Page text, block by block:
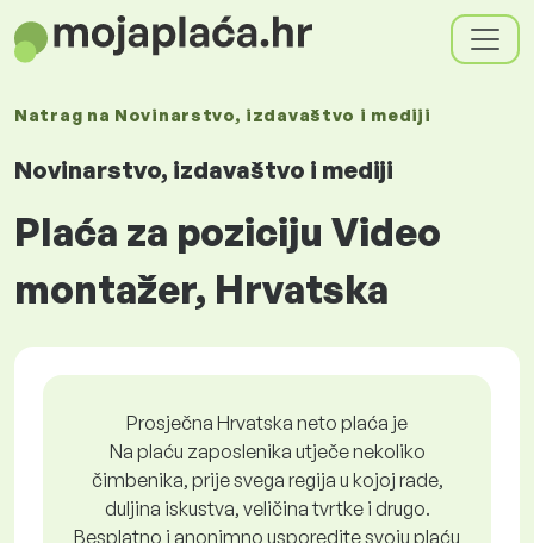
Natrag na Novinarstvo, izdavaštvo i mediji
Novinarstvo, izdavaštvo i mediji
Plaća za poziciju Video
montažer, Hrvatska
Prosječna Hrvatska neto plaća je
Na plaću zaposlenika utječe nekoliko
čimbenika, prije svega regija u kojoj rade,
duljina iskustva, veličina tvrtke i drugo.
Besplatno i anonimno usporedite svoju plaću